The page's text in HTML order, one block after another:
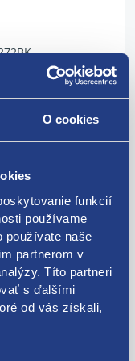
O cookies
funkcií
používame
používate naše
partnerom v
Títo partneri
s ďalšími
od vás získali,